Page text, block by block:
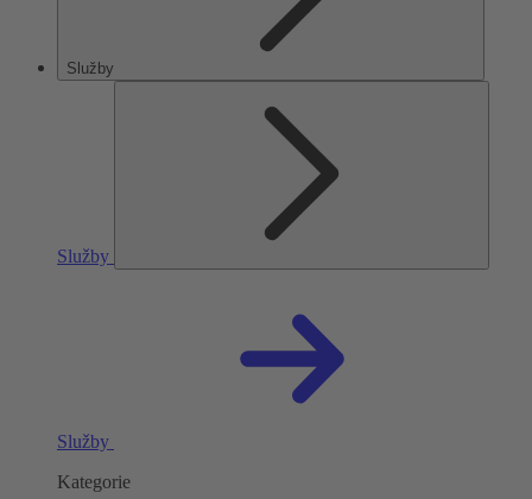
Služby
Služby
Služby
Kategorie